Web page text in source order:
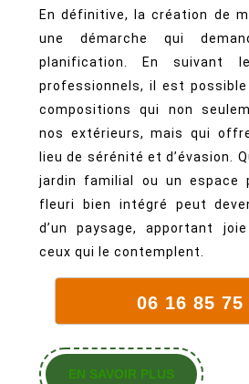
En définitive, la création de
une démarche qui
planification. En suivant
professionnels, il est
compositions qui non
nos extérieurs, mais qui
lieu de sérénité et d’évasion.
jardin familial ou un espace
fleuri bien intégré peut
d’un paysage, apportant
ceux qui le contemplent.
06 16 85 75
EN SAVOIR PLUSEN